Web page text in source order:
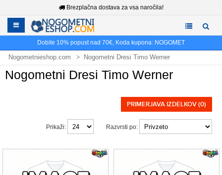
Brezplačna dostava za vsa naročila!
Dobite 10% popust nad 70€, Koda kupona: NOGOMET
Nogometnieshop.com Nogometni Dresi Timo Werner
Nogometni Dresi Timo Werner
PRIMERJAVA IZDELKOV (0)
Razvrsti po:
Prikaži: